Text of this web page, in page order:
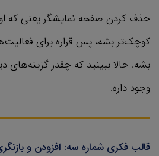
حذف کردن صفحه نمایشگر یعنی که
کوچک‌تر بشه، پس قراره برای
بشه. حالا ببینید که چقدر گزینه‌های
وجود داره.
قالب فکری شماره سه: افزودن و